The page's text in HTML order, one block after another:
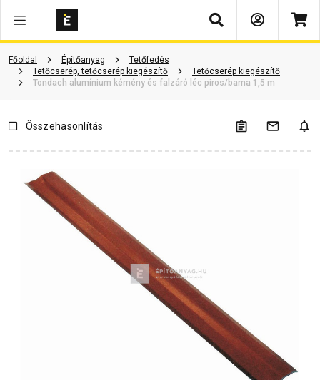
Keresés
Főoldal Építőanyag
Tetőfedés
Tetőcserép, tetőcserép kiegészítő
Tetőcserép kiegészítő
Tondach alumínium kémény és falzáró léc piros/barna 1,5 m
Vásárlói vélemények Kérdések és válaszok Kapcsolódó cikkek
Összehasonlítás